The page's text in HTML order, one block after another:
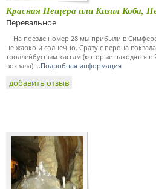
Красная Пещера или Кизил Коба,
Перевальное
На поезде номер 28 мы прибыли в
не жарко и солнечно. Сразу с перона
троллейбусным кассам (которые находятся
вокзала)....Подробная информация
добавить отзыв